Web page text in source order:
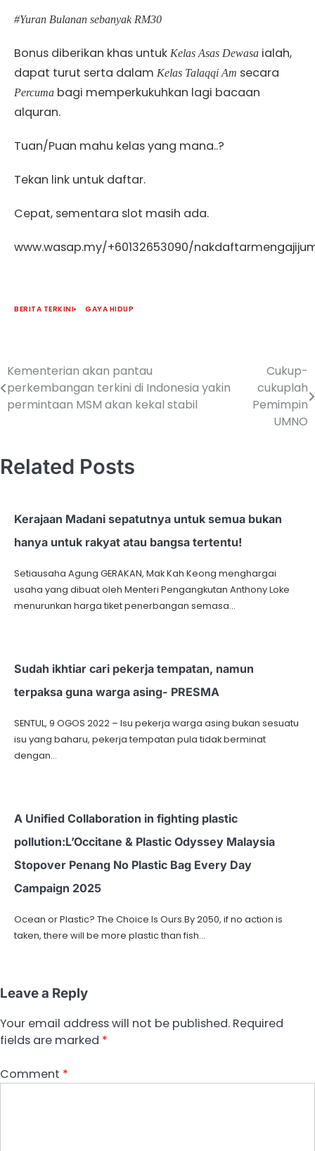
#Yuran Bulanan sebanyak RM30
Bonus diberikan khas untuk Kelas Asas Dewasa ialah,
dapat turut serta dalam Kelas Talaqqi Am secara
Percuma bagi memperkukuhkan lagi bacaan
alquran.
Tuan/Puan mahu kelas yang mana..?
Tekan link untuk daftar.
Cepat, sementara slot masih ada.
www.wasap.my/+60132653090/
BERITA TERKINI GAYA HIDUP
Kementerian akan pantau
perkembangan terkini di Indonesia yakin
permintaan MSM akan kekal stabil
Cukup-
cukuplah
Pemimpin
UMNO
Related Posts
Kerajaan Madani sepatutnya untuk semua bukan
hanya untuk rakyat atau bangsa tertentu!
Setiausaha Agung GERAKAN, Mak Kah Keong menghargai
usaha yang dibuat oleh Menteri Pengangkutan Anthony Loke
menurunkan harga tiket penerbangan semasa…
Sudah ikhtiar cari pekerja tempatan, namun
terpaksa guna warga asing- PRESMA
SENTUL, 9 OGOS 2022 – Isu pekerja warga asing bukan sesuatu
isu yang baharu, pekerja tempatan pula tidak berminat
dengan…
A Unified Collaboration in fighting plastic
pollution:L’Occitane & Plastic Odyssey Malaysia
Stopover Penang No Plastic Bag Every Day
Campaign 2025
Ocean or Plastic? The Choice Is Ours.By 2050, if no action is
taken, there will be more plastic than fish…
Leave a Reply
Your email address will not be published. Required
fields are marked *
Comment *